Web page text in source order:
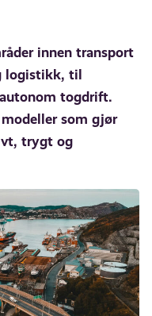
innen transport
logistikk, til
togdrift.
som gjør
trygt og